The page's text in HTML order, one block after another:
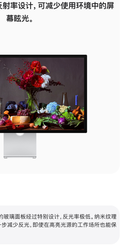
率设计，可减少使用环境中的屏
幕眩光。
玻璃面板经过特别设计，反光率极低。纳米纹理
减少反光，即使在高亮光源的工作场所也能保